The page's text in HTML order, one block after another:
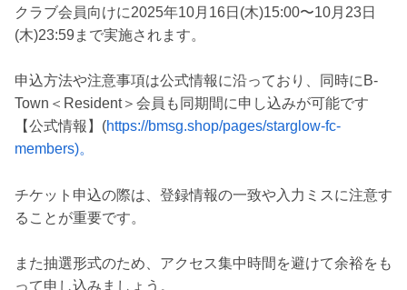
クラブ会員向けに2025年10月16日(木)15:00〜10月23日
(木)23:59まで実施されます。
申込方法や注意事項は公式情報に沿っており、同時にB-
Town＜Resident＞会員も同期間に申し込みが可能です
【公式情報】(https://bmsg.shop/pages/starglow-fc-
members)。
チケット申込の際は、登録情報の一致や入力ミスに注意す
ることが重要です。
また抽選形式のため、アクセス集中時間を避けて余裕をも
って申し込みましょう。